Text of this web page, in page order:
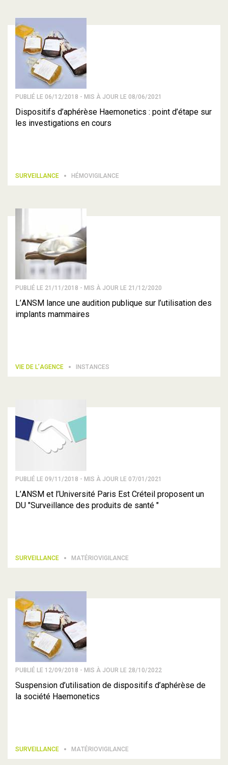
PUBLIÉ LE 06/12/2018 - MIS À JOUR LE 08/06/2021
Dispositifs d’aphérèse Haemonetics : point d’étape sur
les investigations en cours
SURVEILLANCE HÉMOVIGILANCE
PUBLIÉ LE 21/11/2018 - MIS À JOUR LE 21/12/2020
L’ANSM lance une audition publique sur l’utilisation des
implants mammaires
VIE DE L’AGENCE INSTANCES
PUBLIÉ LE 09/11/2018 - MIS À JOUR LE 07/01/2021
L’ANSM et l’Université Paris Est Créteil proposent un
DU "Surveillance des produits de santé "
SURVEILLANCE MATÉRIOVIGILANCE
PUBLIÉ LE 12/09/2018 - MIS À JOUR LE 28/10/2022
Suspension d’utilisation de dispositifs d’aphérèse de
la société Haemonetics
SURVEILLANCE MATÉRIOVIGILANCE